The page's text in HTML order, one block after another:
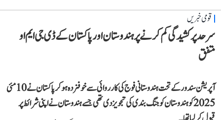
قومی خبریں
سرحد پر کشیدگی کم کرنے پر ہندوستان اور پاکستان کے ڈی جی ایم او
متفق
آپریشن سندورکے تحت ہندوستانی فوج کی کارروائی سے خوفزدہ ہو کر پاکستان نے 10 مئی
2025 کو ہندوستان کو جنگ بندی کی تجویز دی تھی جسے ہندوستان نے اپنی شرائط پر